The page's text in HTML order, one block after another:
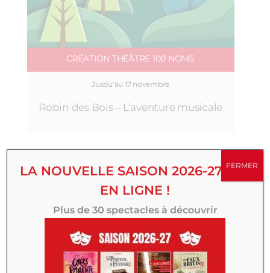
CRÉATION THÉÂTRE 100 NOMS
Jusqu'au 17 novembre
Robin des Bois – L’aventure musicale
DERNIÈRES PLACES
LA NOUVELLE SAISON 2026-27 EST
EN LIGNE !
Plus de 30 spectacles à découvrir
FERMER